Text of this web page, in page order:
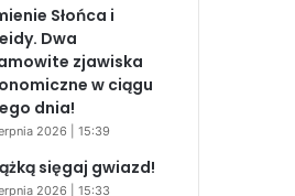
Słońca i
Dwa
zjawiska
w ciągu
dnia!
2026 | 15:39
sięgaj gwiazd!
2026 | 15:33